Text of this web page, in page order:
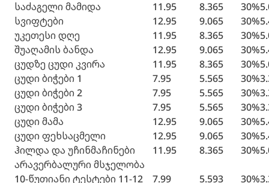
საძაგელი მამიდა 11.95 8.365 30%
სვიფტები
12.95 9.065 30%
უკეთესი დღე
11.95 8.365 30%
შუაღამის ბანდა
12.95 9.065 30%
ცუდზე ცუდი კვირა
11.95 8.365 30%
ცუდი ბიჭები 1
7.95 5.565 30%
ცუდი ბიჭები 2
7.95 5.565 30%
ცუდი ბიჭები 3
7.95 5.565 30%
ცუდი მამა
12.95 9.065 30%
ცუდი ფეხსაცმელი
12.95 9.065 30%
ჰილდა და უჩინმაჩინები
11.95 8.365 30%
არავერბალური მსჯელობა
10-წუთიანი ტესტები 11-12
7.99 5.593 30%